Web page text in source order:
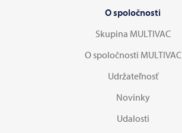
O spoločnosti
Skupina MULTIVAC
O spoločnosti MULTIVAC
Udržateľnosť
Novinky
Udalosti